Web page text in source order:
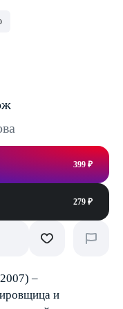
399 ₽
279 ₽
–
и